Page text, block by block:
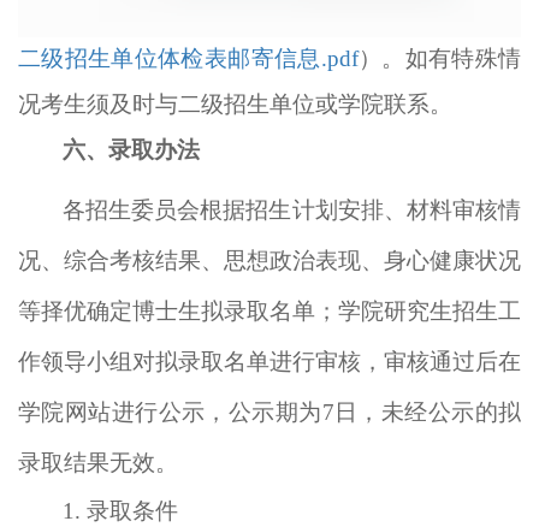
二级招生单位体检表邮寄信息.pdf） 。如有特殊情
况考生须及时与二级招生单位或学院联系。
六、录取办法
各招生委员会根据招生计划安排、材料审核情
况、综合考核结果、思想政治表现、身心健康状况
等择优确定博士生拟录取名单 ；学院研究生招生工
作领导小组对拟录取名单进行审核， 审核通过后在
学院网站进行公示，公示期为7 日， 未经公示的拟
录取结果无效。
1. 录取条件